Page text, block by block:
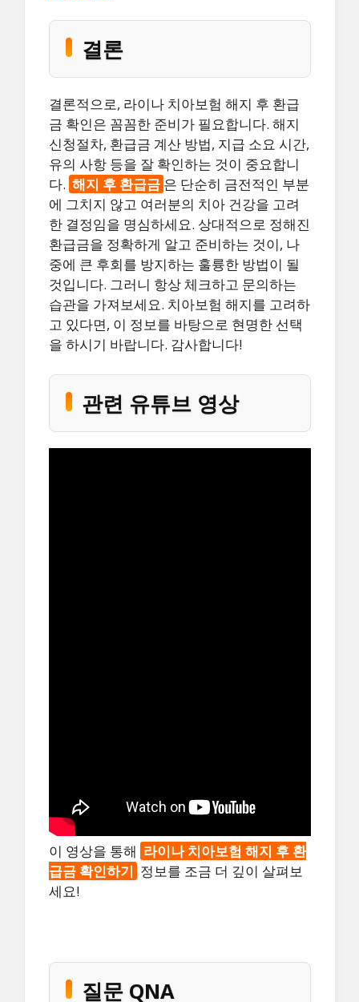
결론
결론적으로, 라이나 치아보험 해지 후 환급
금 확인은 꼼꼼한 준비가 필요합니다. 해지
신청절차, 환급금 계산 방법, 지급 소요 시간,
유의 사항 등을 잘 확인하는 것이 중요합니
다. 해지 후 환급금 은 단순히 금전적인 부분
에 그치지 않고 여러분의 치아 건강을 고려
한 결정임을 명심하세요. 상대적으로 정해진
환급금을 정확하게 알고 준비하는 것이, 나
중에 큰 후회를 방지하는 훌륭한 방법이 될
것입니다. 그러니 항상 체크하고 문의하는
습관을 가져보세요. 치아보험 해지를 고려하
고 있다면, 이 정보를 바탕으로 현명한 선택
을 하시기 바랍니다. 감사합니다!
관련 유튜브 영상
이 영상을 통해 라이나 치아보험 해지 후 환
급금 확인하기 정보를 조금 더 깊이 살펴보
세요!
질문 QNA